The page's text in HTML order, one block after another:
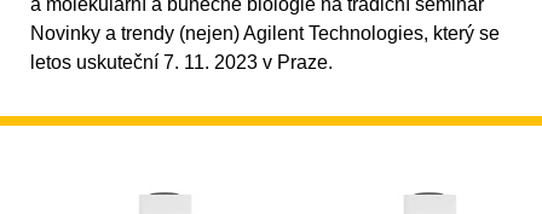
a molekulární a buněčné biologie na tradiční seminář
Novinky a trendy (nejen) Agilent Technologies, který se
letos uskuteční 7. 11. 2023 v Praze.